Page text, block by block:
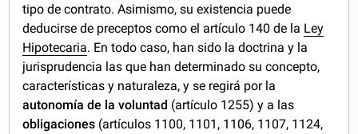
tipo de contrato. Asimismo, su existencia puede
deducirse de preceptos como el artículo 140 de la Ley
Hipotecaria. En todo caso, han sido la doctrina y la
jurisprudencia las que han determinado su concepto,
características y naturaleza, y se regirá por la
autonomía de la voluntad (artículo 1255) y a las
obligaciones (artículos 1100, 1101, 1106, 1107, 1124,